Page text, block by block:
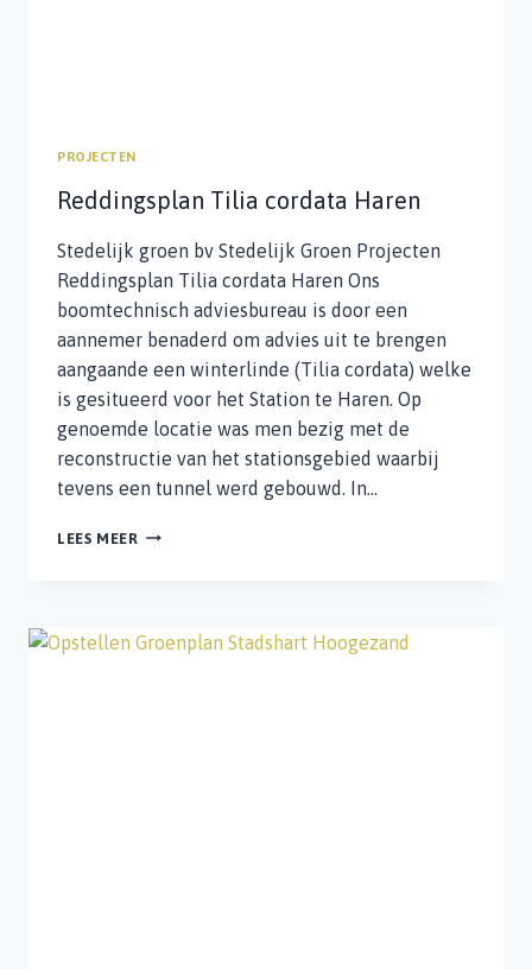
PROJECTEN
Reddingsplan Tilia cordata Haren
Stedelijk groen bv Stedelijk Groen Projecten
Reddingsplan Tilia cordata Haren Ons
boomtechnisch adviesbureau is door een
aannemer benaderd om advies uit te brengen
aangaande een winterlinde (Tilia cordata) welke
is gesitueerd voor het Station te Haren. Op
genoemde locatie was men bezig met de
reconstructie van het stationsgebied waarbij
tevens een tunnel werd gebouwd. In…
LEES MEER REDDINGSPLAN